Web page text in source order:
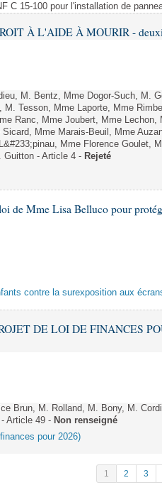
C 15-100 pour l'installation de
À L'AIDE À MOURIR -
M. Bentz, Mme Dogor-Such, M.
M. Tesson, Mme Laporte, Mme
Ranc, Mme Joubert, Mme
Mme Marais-Beuil, Mme
Mme Florence Goulet,
Guitton - Article 4 - Rejeté
de Mme Lisa Belluco pour
contre la surexposition aux
DE LOI DE FINANCES
Brun, M. Rolland, M. Bony, M.
Article 49 - Non renseigné
pour 2026)
1 2 3